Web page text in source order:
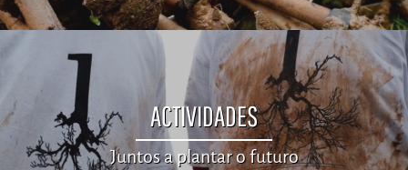
ACTIVIDADES
Juntos a plantar o futuro